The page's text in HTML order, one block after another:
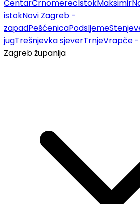
CentarČrnomerecIstokMaksimir
istokNovi Zagreb -
zapadPešćenicaPodsljeme
jugTrešnjevka sjeverTrnjeVrapče -
Zagreb županija